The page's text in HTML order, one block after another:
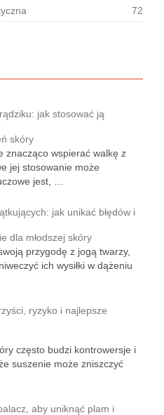
72
jak stosować ją
skóry
znacząco wspierać walkę z
jej stosowanie może
jest, …
jak unikać błędów i
dla młodszej skóry
przygodę z jogą twarzy,
ich wysiłki w dążeniu
ryzyko i najlepsze
często budzi kontrowersje i
suszenie może zniszczyć
aby uniknąć plam i